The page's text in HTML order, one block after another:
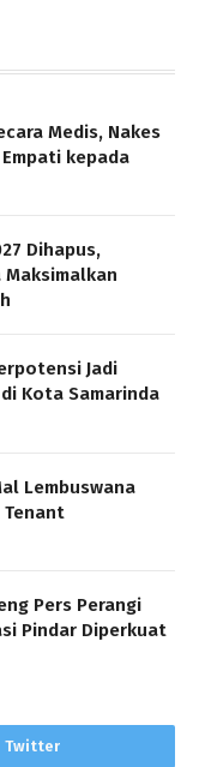
Medis, Nakes
kepada
Dihapus,
Jadi
Kota Samarinda
Lembuswana
Tenant
Pers Perangi
Pindar Diperkuat
Twitter